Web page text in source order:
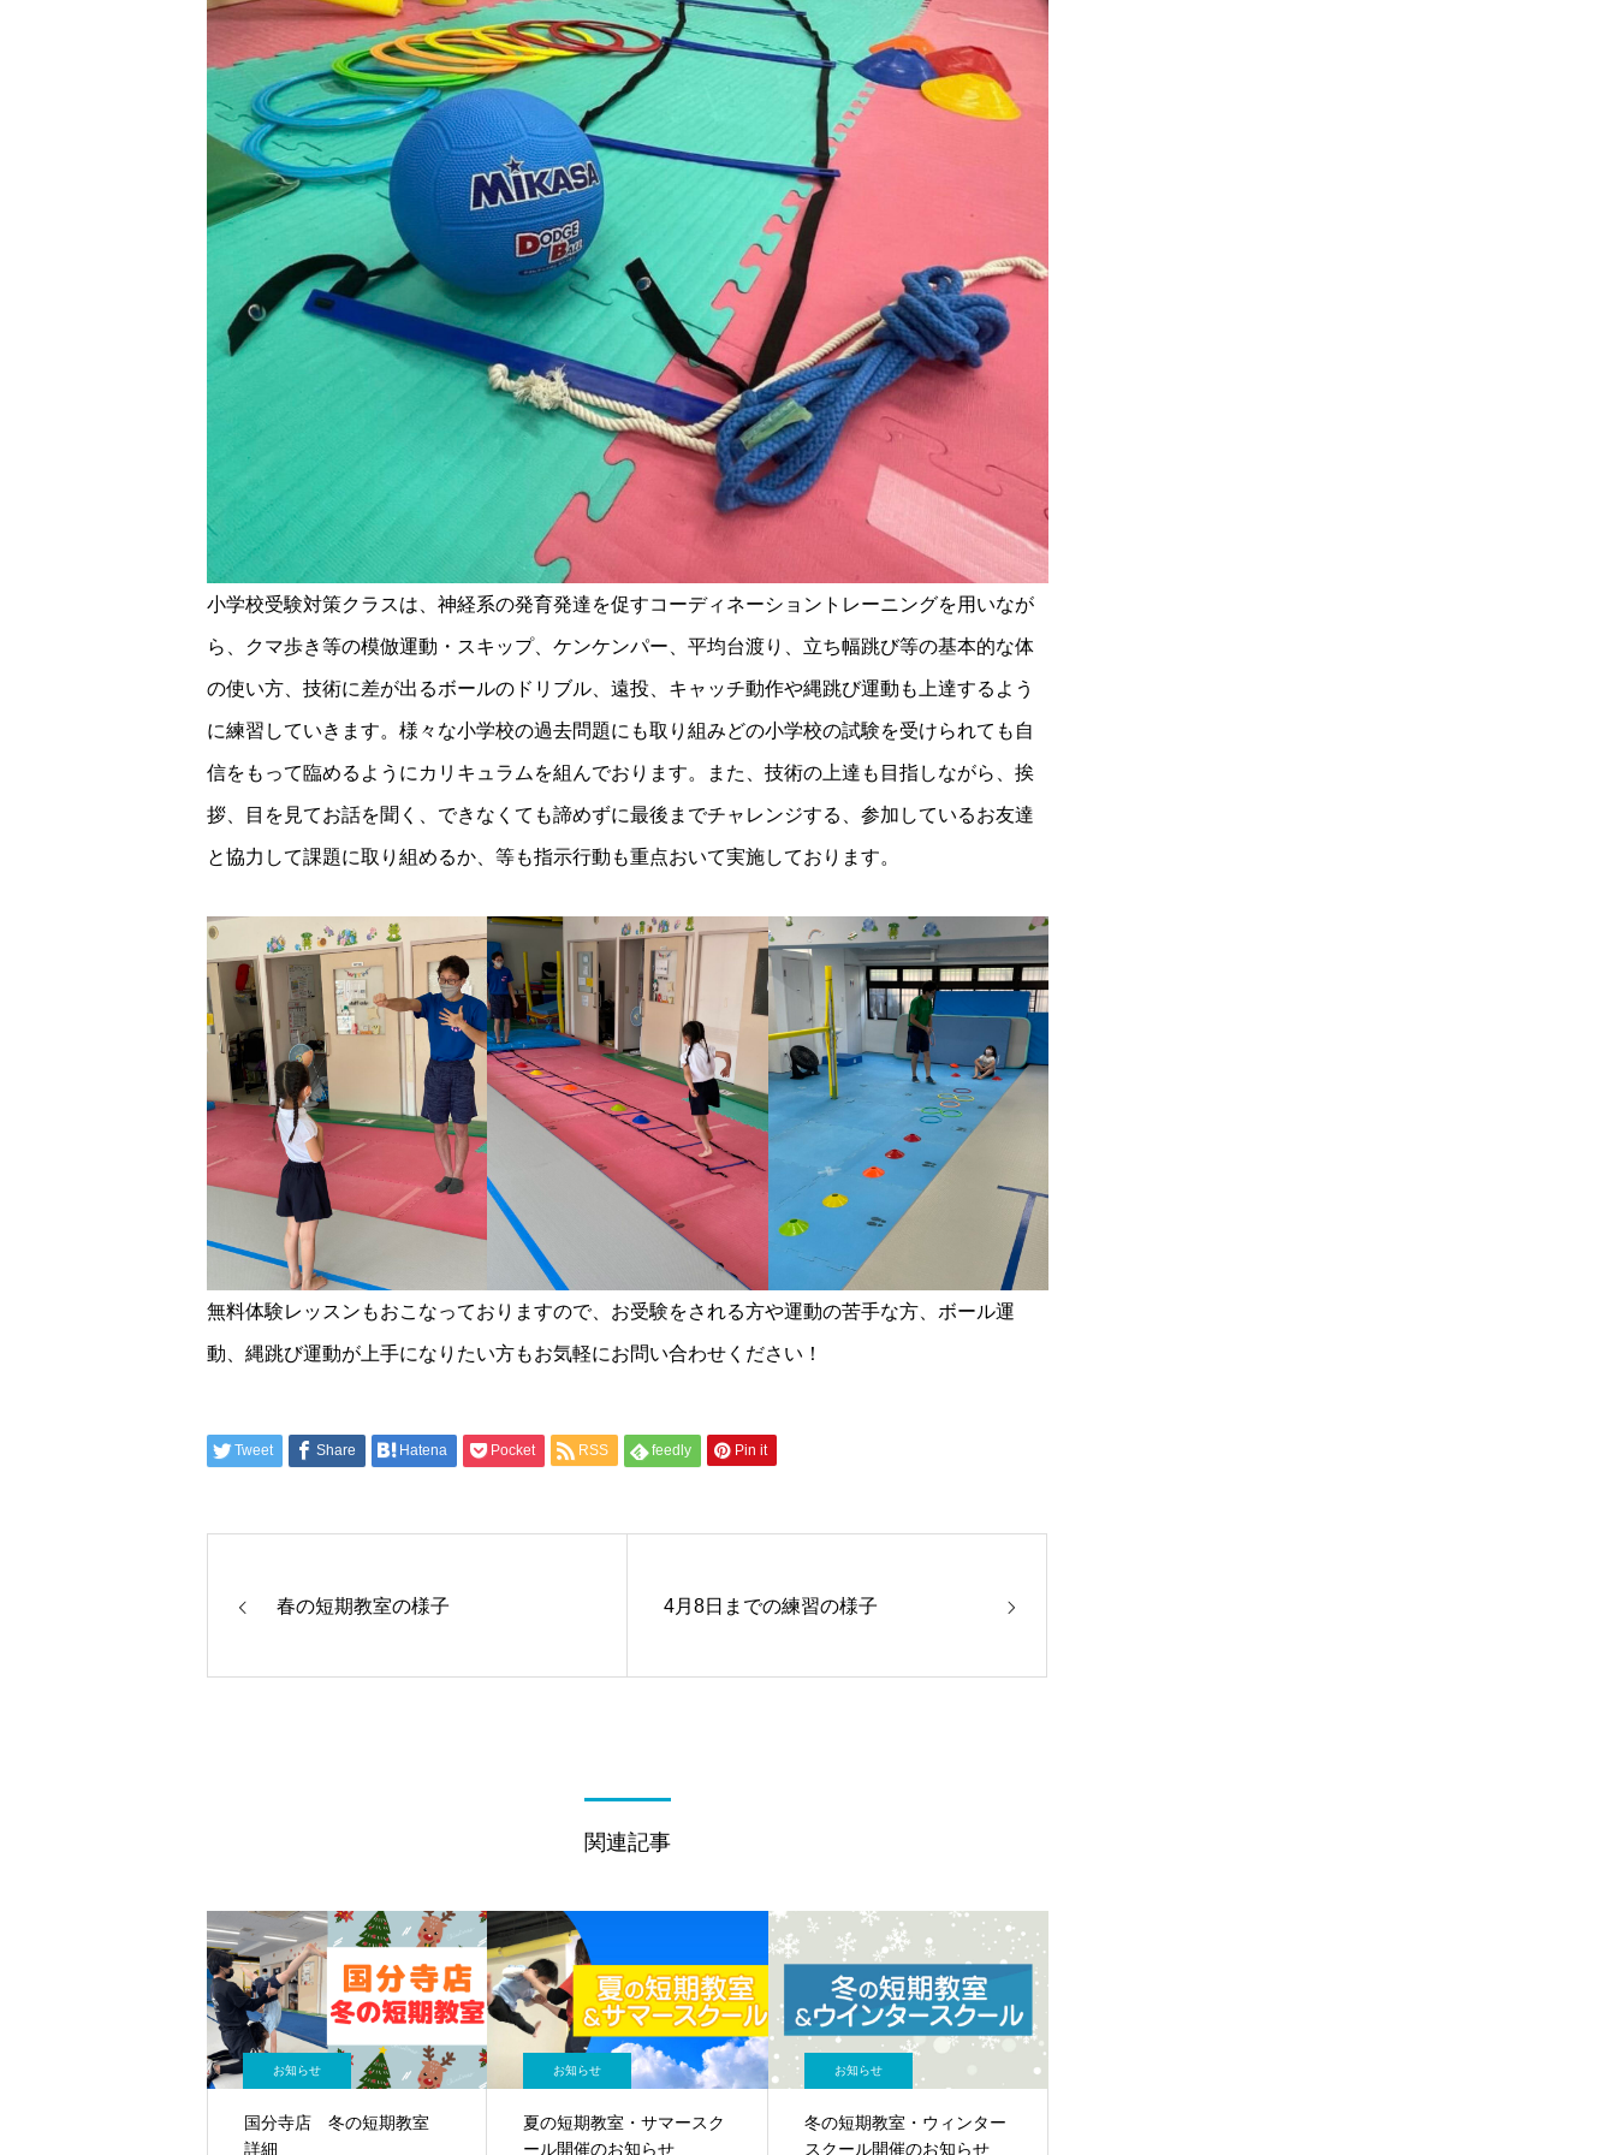
小学校受験対策クラスは、神経系の発育発達を促すコーディネーショントレーニングを用いなが
ら、クマ歩き等の模倣運動・スキップ、ケンケンパー、平均台渡り、立ち幅跳び等の基本的な体
の使い方、技術に差が出るボールのドリブル、遠投、キャッチ動作や縄跳び運動も上達するよう
に練習していきます。様々な小学校の過去問題にも取り組みどの小学校の試験を受けられても自
信をもって臨めるようにカリキュラムを組んでおります。また、技術の上達も目指しながら、挨
拶、目を見てお話を聞く、できなくても諦めずに最後までチャレンジする、参加しているお友達
と協力して課題に取り組めるか、等も指示行動も重点おいて実施しております。
無料体験レッスンもおこなっておりますので、お受験をされる方や運動の苦手な方、ボール運
動、縄跳び運動が上手になりたい方もお気軽にお問い合わせください！
Tweet Share Hatena Pocket RSS feedly Pin it
春の短期教室の様子 4月8日までの練習の様子
関連記事
お知らせ
国分寺店 冬の短期教室
詳細
お知らせ
夏の短期教室・サマースク
ール開催のお知らせ
お知らせ
冬の短期教室・ウィンター
スクール開催のお知らせ